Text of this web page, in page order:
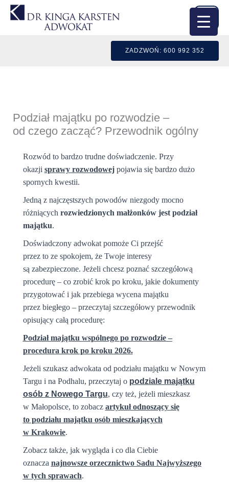
Przejdź
ZADZWOŃ: 600 992 352
Podział majątku po rozwodzie –
od czego zacząć? Przewodnik ogólny
Rozwód to bardzo trudne doświadczenie. Przy
okazji sprawy rozwodowejpojawia się bardzo dużo
spornych kwestii.
Jedną z najczęstszych powodów niezgody mocno
różniących rozwiedzionych małżonków jest podział
majątku.
Doświadczony adwokat pomoże Ci przejść
przez to ze spokojem, że Twoje interesy
są zabezpieczone. Jeżeli chcesz poznać szczegółową
procedurę – co zrobić krok po kroku, jakie dokumenty
przygotować i jak przebiega wycena majątku
przez biegłego – przeczytaj szczegółowy przewodnik
opisujący całą procedurę:
Podział majątku wspólnego po rozwodzie –
procedura krok po kroku 2026.
Jeżeli szukasz adwokata od podziału majątku w Nowym
Targu i na Podhalu, przeczytaj o podziale majątku
osób z Nowego Targu, czy też, jeżeli mieszkasz
w Małopolsce, to zobacz artykuł odnoszący się
to podziału majątku osób mieszkających
w Krakowie.
Zobacz także, jak wygląda i co dla Ciebie
oznacza najnowsze orzecznictwo Sadu Najwyższego
w tych sprawach.